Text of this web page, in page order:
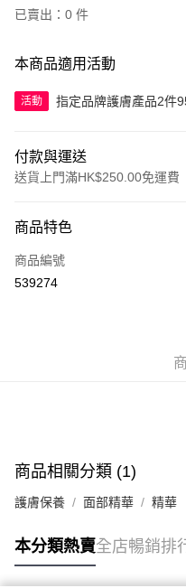
已賣出：0 件
本商品適用活動
活動 指定品牌護膚產品2件
付款與運送
送貨上門滿HK$250.00免運費
信用卡
Apple Pay
付款後門市自取，訂單確認後
商品特色
商品編號
539274
商品相關分類 (1)
護膚保養 面部精華 精華
本分類熱賣全店暢銷排